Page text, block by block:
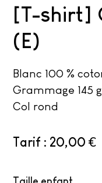
[T-shirt]
(E)
Blanc 100 %
Grammage 145
Col rond
20,00€